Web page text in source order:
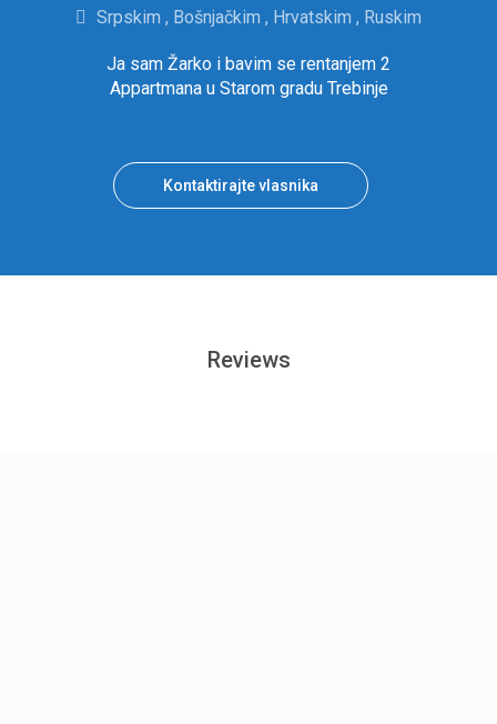
Srpskim , Bošnjačkim , Hrvatskim , Ruskim
Ja sam Žarko i bavim se rentanjem 2
Appartmana u Starom gradu Trebinje
Kontaktirajte vlasnika
Reviews